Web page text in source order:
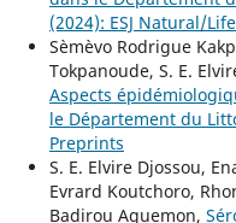
(2024): ESJ Natural/
Sèmèvo Rodrigue
Tokpanoude, S. E.
Aspects
le Département du
Preprints
S. E. Elvire Djossou,
Evrard Koutchoro,
Badirou Aguemon,